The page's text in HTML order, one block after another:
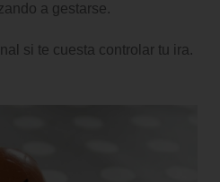
a gestarse.
si te cuesta controlar tu ira.